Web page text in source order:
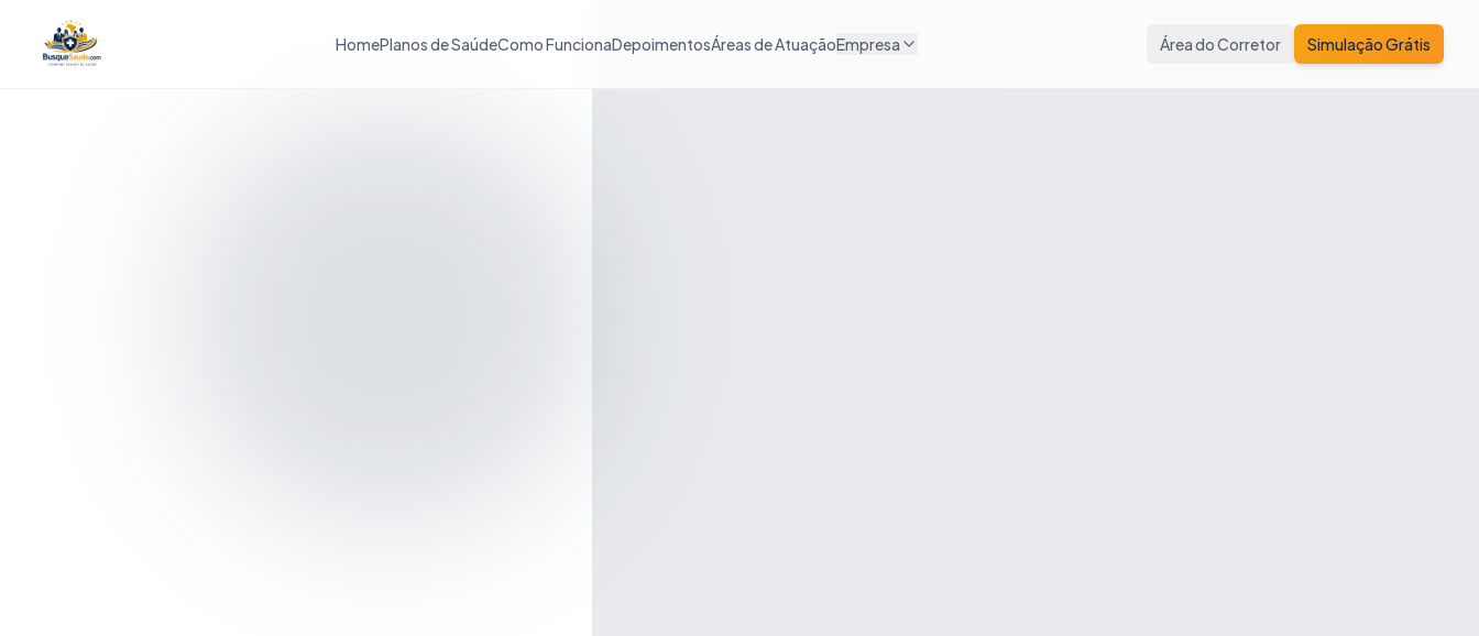
HomePlanos de SaúdeComo FuncionaDepoimentosÁreas de AtuaçãoEmpresa Área do Corretor Simulação Grátis